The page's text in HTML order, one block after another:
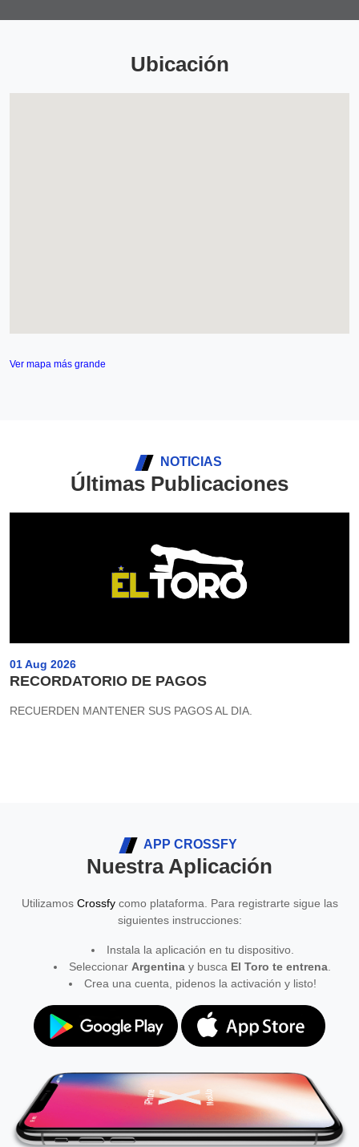
Ubicación
Ver mapa más grande
NOTICIAS
Últimas Publicaciones
01 Aug 2026
RECORDATORIO DE PAGOS
RECUERDEN MANTENER SUS PAGOS AL DIA.
APP CROSSFY
Nuestra Aplicación
Utilizamos Crossfycomo plataforma. Para registrarte sigue las
siguientes instrucciones:
Instala la aplicación en tu dispositivo.
Seleccionar Argentina y busca El Toro te entrena
Crea una cuenta, pidenos la activación y listo!